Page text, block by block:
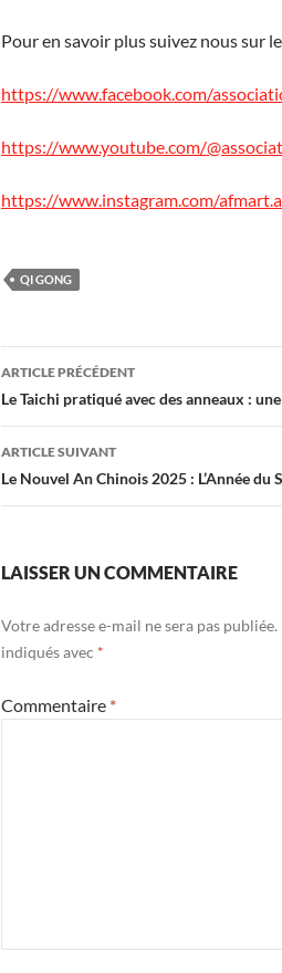
Pour en savoir plus suivez nous sur
https://www.facebook.com/
https://www.youtube.com/
https://www.instagram.com/
QI GONG
Navigation
des
articles
ARTICLE PRÉCÉDENT
Le Taichi pratiqué avec des anneaux :
ARTICLE SUIVANT
Le Nouvel An Chinois 2025 : L’Année du
LAISSER UN COMMENTAIRE
Votre adresse e-mail ne sera pas publiée.
indiqués avec *
Commentaire *